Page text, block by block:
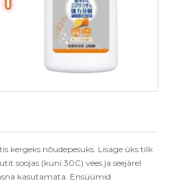
kergeks nõudepesuks. Lisage üks tilk
soojas (kuni 30C) vees ja seejärel
kasutamata. Ensüümid